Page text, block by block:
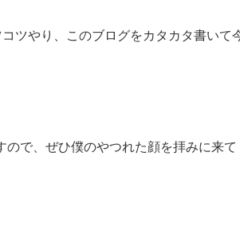
ツやり、このブログをカタカタ書いて
ので、ぜひ僕のやつれた顔を拝みに来